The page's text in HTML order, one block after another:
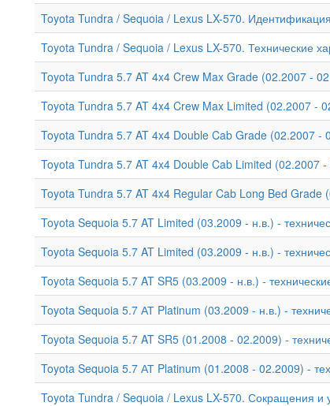
Toyota Tundra / Sequoia / Lexus LX-570. Идентификация
Toyota Tundra / Sequoia / Lexus LX-570. Технические
Toyota Tundra 5.7 AT 4x4 Crew Max Grade (02.2007 -
Toyota Tundra 5.7 AT 4x4 Crew Max Limited (02.2007 -
Toyota Tundra 5.7 AT 4x4 Double Cab Grade (02.2007 -
Toyota Tundra 5.7 AT 4x4 Double Cab Limited (02.2007 -
Toyota Tundra 5.7 AT 4x4 Regular Cab Long Bed Grade
Toyota Sequoia 5.7 AT Limited (03.2009 - н.в.) -
Toyota Sequoia 5.7 AT Limited (03.2009 - н.в.) -
Toyota Sequoia 5.7 AT SR5 (03.2009 - н.в.) -
Toyota Sequoia 5.7 АТ Platinum (03.2009 - н.в.) -
Toyota Sequoia 5.7 AT SR5 (01.2008 - 02.2009) -
Toyota Sequoia 5.7 АТ Platinum (01.2008 - 02.2009) -
Toyota Tundra / Sequoia / Lexus LX-570. Сокращения и